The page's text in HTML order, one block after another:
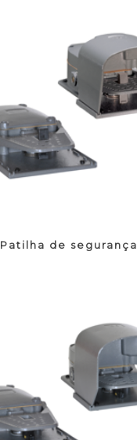
Patilha de segurança